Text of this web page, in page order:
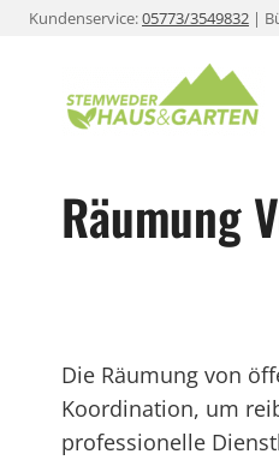
ZumKundenservice:05773/3549832 |
Räumung
Die Räumung von
Koordination, um
professionelle